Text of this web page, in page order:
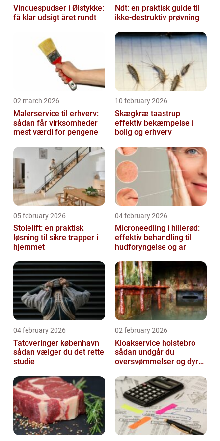
Vinduespudser i Ølstykke:
få klar udsigt året rundt
Ndt: en praktisk guide til
ikke-destruktiv prøvning
02 march 2026
Malerservice til erhverv:
sådan får virksomheder
mest værdi for pengene
10 february 2026
Skægkræ taastrup
effektiv bekæmpelse i
bolig og erhverv
05 february 2026
Stolelift: en praktisk
løsning til sikre trapper i
hjemmet
04 february 2026
Microneedling i hillerød:
effektiv behandling til
hudforyngelse og ar
04 february 2026
Tatoveringer københavn
sådan vælger du det rette
studie
02 february 2026
Kloakservice holstebro
sådan undgår du
oversvømmelser og dyre